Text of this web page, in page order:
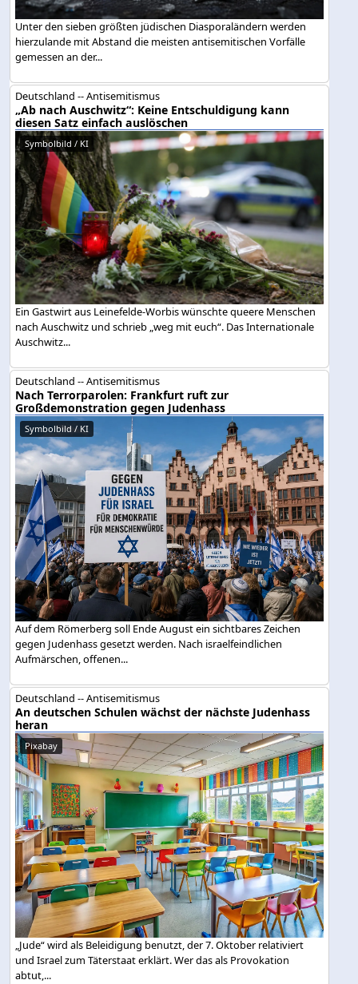
Unter den sieben größten jüdischen Diasporaländern werden
hierzulande mit Abstand die meisten antisemitischen Vorfälle
gemessen an der...
Deutschland -- Antisemitismus
„Ab nach Auschwitz“: Keine Entschuldigung kann
diesen Satz einfach auslöschen
Symbolbild / KI
Ein Gastwirt aus Leinefelde-Worbis wünschte queere Menschen
nach Auschwitz und schrieb „weg mit euch“. Das Internationale
Auschwitz...
Deutschland -- Antisemitismus
Nach Terrorparolen: Frankfurt ruft zur
Großdemonstration gegen Judenhass
Symbolbild / KI
Auf dem Römerberg soll Ende August ein sichtbares Zeichen
gegen Judenhass gesetzt werden. Nach israelfeindlichen
Aufmärschen, offenen...
Deutschland -- Antisemitismus
An deutschen Schulen wächst der nächste Judenhass
heran
Pixabay
„Jude“ wird als Beleidigung benutzt, der 7. Oktober relativiert
und Israel zum Täterstaat erklärt. Wer das als Provokation
abtut,...